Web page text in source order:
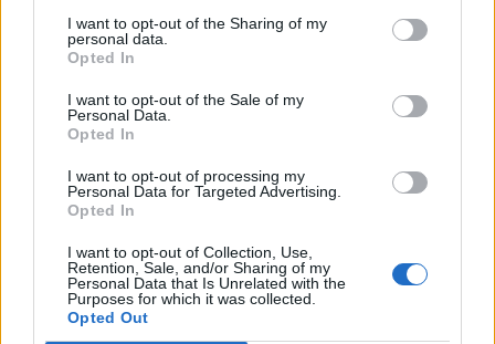
I want to opt-out of the Sharing of my
personal data.
Opted In
I want to opt-out of the Sale of my
Personal Data.
Opted In
I want to opt-out of processing my
Personal Data for Targeted Advertising.
Opted In
I want to opt-out of Collection, Use,
Retention, Sale, and/or Sharing of my
Personal Data that Is Unrelated with the
Purposes for which it was collected.
Opted Out
FŐTÉR
A Román Rendőrség azt üzeni,
semmiképpen ne higgyenek a Román
Rendőrségnek – hírmix